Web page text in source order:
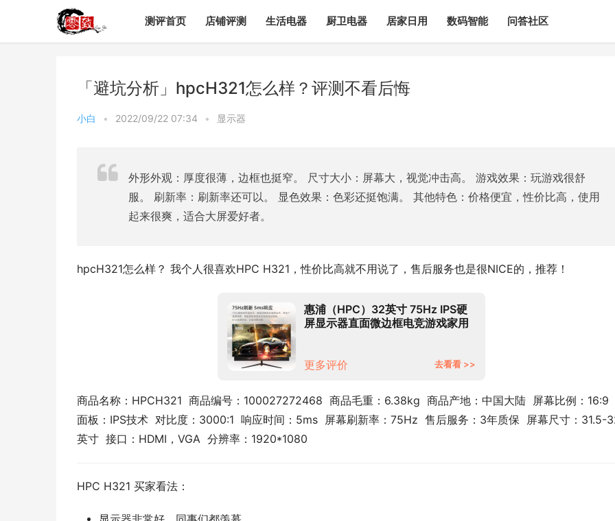
测评首页 店铺评测 生活电器 厨卫电器 居家日用 数码智能 问答社区
「避坑分析」hpcH321怎么样？评测不看后悔
小白 • 2022/09/22 07:34 • 显示器
外形外观：厚度很薄，边框也挺窄。 尺寸大小：屏幕大，视觉冲击高。 游戏效果：玩游戏很舒
服。 刷新率：刷新率还可以。 显色效果：色彩还挺饱满。 其他特色：价格便宜，性价比高，使用
起来很爽，适合大屏爱好者。
hpcH321怎么样？ 我个人很喜欢HPC H321，性价比高就不用说了，售后服务也是很NICE的，推荐！
惠浦（HPC）32英寸 75Hz IPS硬
屏显示器直面微边框电竞游戏家用
更多评价
去看看 >>
商品名称：HPCH321  商品编号：100027272468  商品毛重：6.38kg  商品产地：中国大陆  屏幕比例：16:9
面板：IPS技术  对比度：3000:1  响应时间：5ms  屏幕刷新率：75Hz  售后服务：3年质保  屏幕尺寸：31.5-
英寸  接口：HDMI，VGA  分辨率：1920*1080
HPC H321 买家看法：